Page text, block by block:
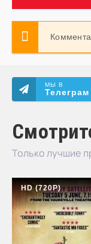
Только лучшие
МЫ В
Телеграм
HD (720P)